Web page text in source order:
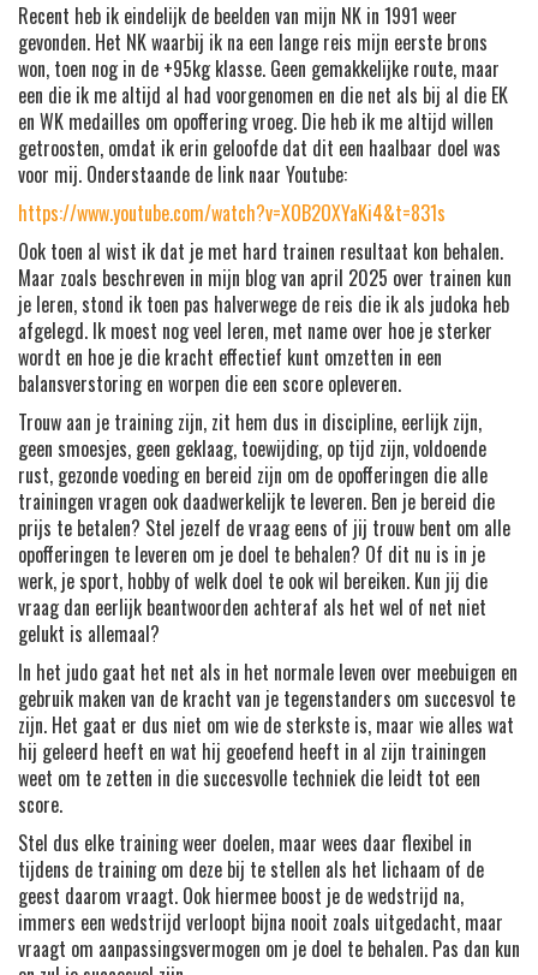
Recent heb ik eindelijk de beelden van mijn NK in 1991 weer
gevonden. Het NK waarbij ik na een lange reis mijn eerste brons
won, toen nog in de +95kg klasse. Geen gemakkelijke route, maar
een die ik me altijd al had voorgenomen en die net als bij al die EK
en WK medailles om opoffering vroeg. Die heb ik me altijd willen
getroosten, omdat ik erin geloofde dat dit een haalbaar doel was
voor mij. Onderstaande de link naar Youtube:
https://www.youtube.com/watch?v=XOB2OXYaKi4&t=831s
Ook toen al wist ik dat je met hard trainen resultaat kon behalen.
Maar zoals beschreven in mijn blog van april 2025 over trainen kun
je leren, stond ik toen pas halverwege de reis die ik als judoka heb
afgelegd. Ik moest nog veel leren, met name over hoe je sterker
wordt en hoe je die kracht effectief kunt omzetten in een
balansverstoring en worpen die een score opleveren.
Trouw aan je training zijn, zit hem dus in discipline, eerlijk zijn,
geen smoesjes, geen geklaag, toewijding, op tijd zijn, voldoende
rust, gezonde voeding en bereid zijn om de opofferingen die alle
trainingen vragen ook daadwerkelijk te leveren. Ben je bereid die
prijs te betalen? Stel jezelf de vraag eens of jij trouw bent om alle
opofferingen te leveren om je doel te behalen? Of dit nu is in je
werk, je sport, hobby of welk doel te ook wil bereiken. Kun jij die
vraag dan eerlijk beantwoorden achteraf als het wel of net niet
gelukt is allemaal?
In het judo gaat het net als in het normale leven over meebuigen en
gebruik maken van de kracht van je tegenstanders om succesvol te
zijn. Het gaat er dus niet om wie de sterkste is, maar wie alles wat
hij geleerd heeft en wat hij geoefend heeft in al zijn trainingen
weet om te zetten in die succesvolle techniek die leidt tot een
score.
Stel dus elke training weer doelen, maar wees daar flexibel in
tijdens de training om deze bij te stellen als het lichaam of de
geest daarom vraagt. Ook hiermee boost je de wedstrijd na,
immers een wedstrijd verloopt bijna nooit zoals uitgedacht, maar
vraagt om aanpassingsvermogen om je doel te behalen. Pas dan kun